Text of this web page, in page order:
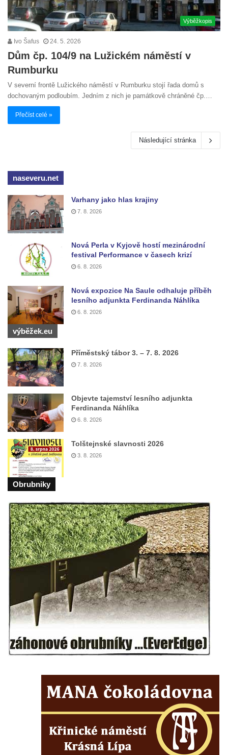
Výběžkopis
Ivo Šafus 24. 5. 2026
Dům čp. 104/9 na Lužickém náměstí v
Rumburku
V severní frontě Lužického náměstí v Rumburku stojí řada domů s
dochovaným podloubím. Jedním z nich je památkově chráněné čp.…
Přečíst celé »
Následující stránka
naseveru.net
Varhany jako hlas krajiny
7. 8. 2026
Nová Perla v Kyjově hostí mezinárodní
festival Performance v časech krizí
6. 8. 2026
Nová expozice Na Saule odhaluje příběh
lesního adjunkta Ferdinanda Náhlíka
6. 8. 2026
výběžek.eu
Příměstský tábor 3. – 7. 8. 2026
7. 8. 2026
Objevte tajemství lesního adjunkta
Ferdinanda Náhlíka
6. 8. 2026
Tolštejnské slavnosti 2026
3. 8. 2026
Obrubniky